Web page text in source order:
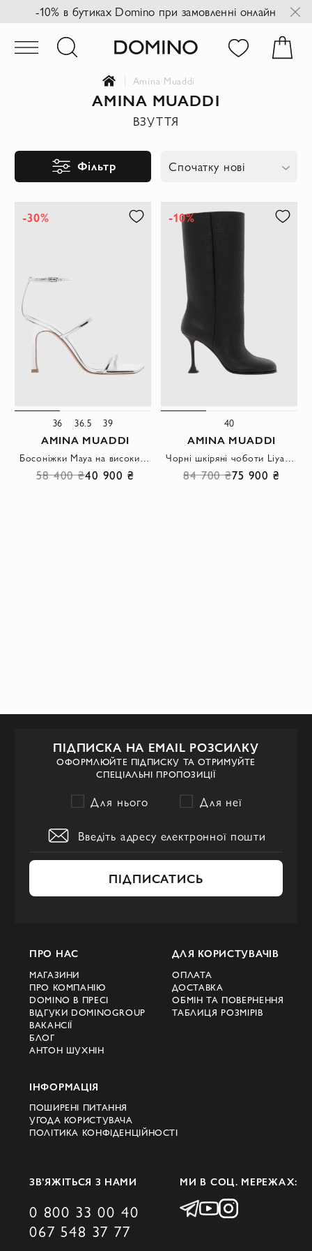
-10% в бутиках Domino при замовленні онлайн
Amina Muaddi
AMINA MUADDI
ВЗУТТЯ
Фільтр Спочатку нові
-30%
36 36.5 39
AMINA MUADDI
Босоніжки Maya на високих підборах сріблястого кольору.
58 400 ₴40 900 ₴
-10%
40
AMINA MUADDI
Чорні шкіряні чоботи Liya на скульптурних підборах.
84 700 ₴75 900 ₴
ПІДПИСКА НА EMAIL РОЗСИЛКУ
ОФОРМЛЮЙТЕ ПІДПИСКУ ТА ОТРИМУЙТЕ
СПЕЦІАЛЬНІ ПРОПОЗИЦІЇ
Для нього Для неї
ПІДПИСАТИСЬ
ПРО НАС
МАГАЗИНИ
ПРО КОМПАНІЮ
DOMINO В ПРЕСІ
ВІДГУКИ DOMINOGROUP
ВАКАНСІЇ
БЛОГ
АНТОН ШУХНІН
ДЛЯ КОРИСТУВАЧІВ
ОПЛАТА
ДОСТАВКА
ОБМІН ТА ПОВЕРНЕННЯ
ТАБЛИЦЯ РОЗМІРІВ
ІНФОРМАЦІЯ
ПОШИРЕНІ ПИТАННЯ
УГОДА КОРИСТУВАЧА
ПОЛІТИКА КОНФІДЕНЦІЙНОСТІ
ЗВ’ЯЖІТЬСЯ З НАМИ
0 800 33 00 40
067 548 37 77
МИ В СОЦ. МЕРЕЖАХ: